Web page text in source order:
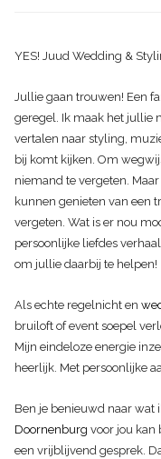
YES! Juud Wedding &
Jullie gaan trouwen! Een
geregel. Ik maak het jullie
vertalen naar styling,
bij komt kijken. Om
niemand te vergeten.
kunnen genieten van een
vergeten. Wat is er nou
persoonlijke liefdes
om jullie daarbij te helpen!
Als echte regelnicht en
bruiloft of event soepel
Mijn eindeloze energie
heerlijk. Met persoonlijke
Ben je benieuwd naar
Doornenburg voor jou kan
een vrijblijvend gesprek.